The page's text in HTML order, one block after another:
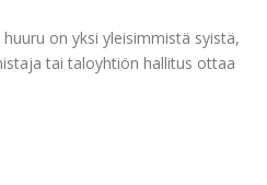
on yksi yleisimmistä syistä,
tai taloyhtiön hallitus ottaa